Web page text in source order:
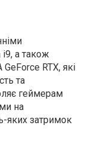
i9, а також
RTX, які
та
геймерам
на
яких затримок